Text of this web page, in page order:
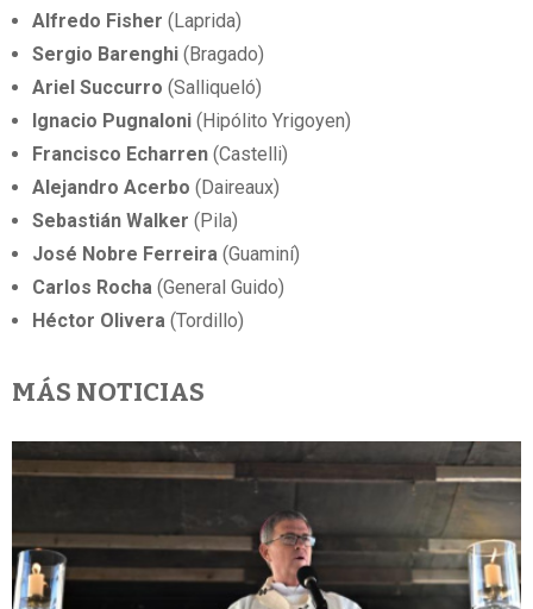
Alfredo Fisher (Laprida)
Sergio Barenghi (Bragado)
Ariel Succurro (Salliqueló)
Ignacio Pugnaloni (Hipólito Yrigoyen)
Francisco Echarren (Castelli)
Alejandro Acerbo (Daireaux)
Sebastián Walker (Pila)
José Nobre Ferreira (Guaminí)
Carlos Rocha (General Guido)
Héctor Olivera (Tordillo)
MÁS NOTICIAS